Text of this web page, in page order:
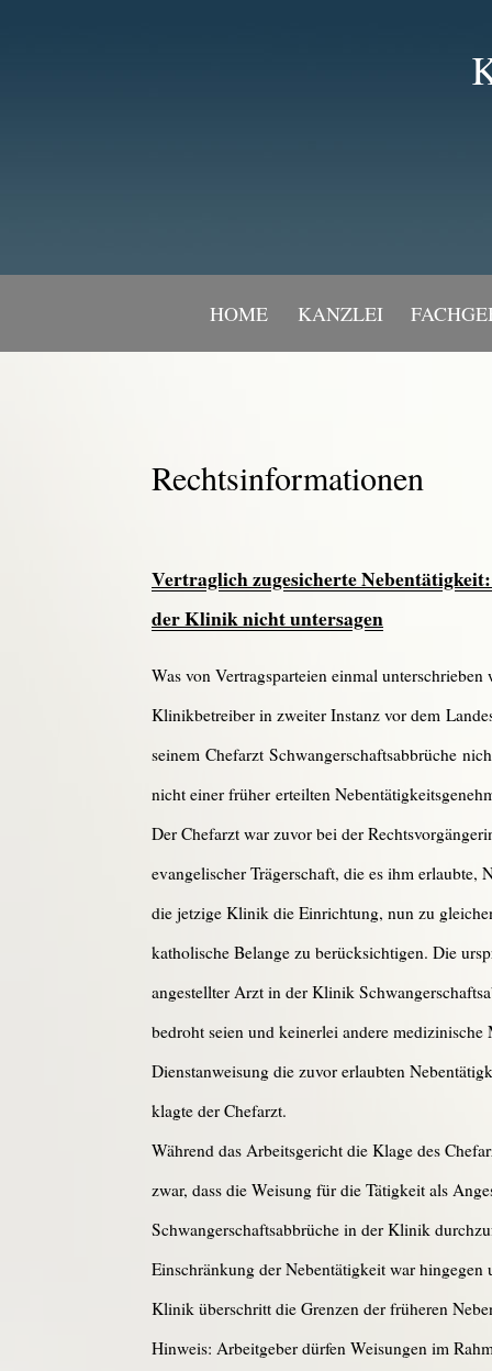
HOME KANZLEI
Rechtsinformationen
Vertraglich zugesicherte
der Klinik nicht untersagen
Was von Vertragsparteien einmal
Klinikbetreiber in zweiter Instanz vor dem
seinem Chefarzt Schwangerschaftsabbrüche
nicht einer früher erteilten
Der Chefarzt war zuvor bei der
evangelischer Trägerschaft, die es ihm
die jetzige Klinik die Einrichtung, nun zu
katholische Belange zu berücksichtigen. Die
angestellter Arzt in der Klinik
bedroht seien und keinerlei andere
Dienstanweisung die zuvor erlaubten
klagte der Chefarzt.
Während das Arbeitsgericht die Klage des
zwar, dass die Weisung für die Tätigkeit als
Schwangerschaftsabbrüche in der Klinik
Einschränkung der Nebentätigkeit war
Klinik überschritt die Grenzen der früheren
Hinweis: Arbeitgeber dürfen Weisungen im